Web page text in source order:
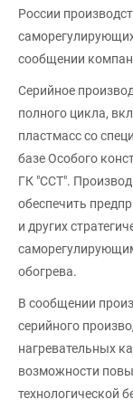
России
сообщении
Серийное
полного цикла,
пластмасс со
базе Особого
ГК "ССТ".
обеспечить
и других
обогрева.
В сообщении
серийного
нагревательных
возможности
технологической